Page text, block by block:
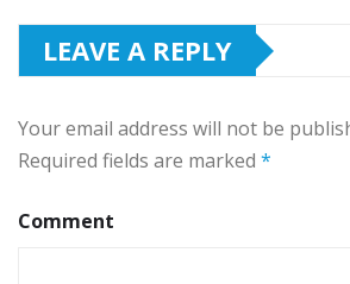
LEAVE A REPLY
Your email address will not be
Required fields are marked *
Comment